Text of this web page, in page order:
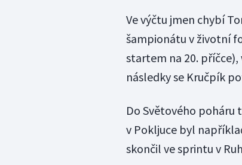
Ve výčtu jmen chybí
šampionátu v životní
startem na 20.
následky se Kručpík
Do Světového poháru
v Pokljuce byl
skončil ve sprintu v